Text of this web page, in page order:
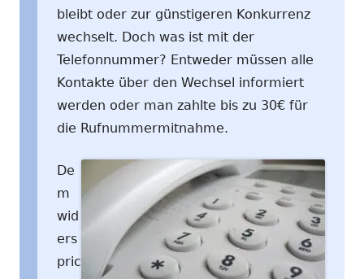
bleibt oder zur günstigeren Konkurrenz
wechselt. Doch was ist mit der
Telefonnummer? Entweder müssen alle
Kontakte über den Wechsel informiert
werden oder man zahlte bis zu 30€ für
die Rufnummermitnahme.
De
m
wid
ers
pric